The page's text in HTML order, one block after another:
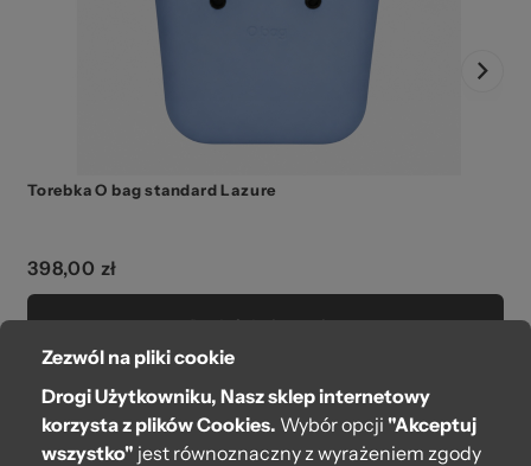
Torebka O bag standard Lazure
398,00 zł
Dodaj do koszyka
OPINIE
Zezwól na pliki cookie
Drogi Użytkowniku, Nasz sklep internetowy
korzysta z plików Cookies. Wybór opcji "Akceptuj
wszystko" jest równoznaczny z wyrażeniem zgody